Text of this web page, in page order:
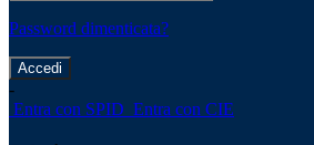
Password dimenticata?
-
Entra con SPID Entra con CIE